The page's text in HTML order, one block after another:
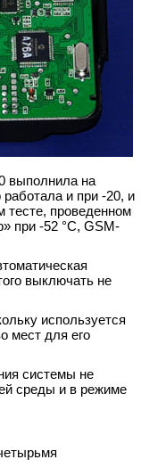
выполнила на
и при -20, и
тесте, проведенном
при -52 °С, GSM-
выключать не
используется
мест для его
системы не
среды и в режиме